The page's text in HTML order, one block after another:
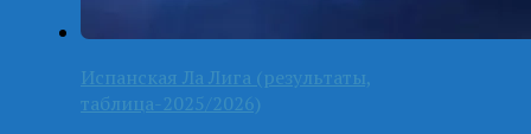
Испанская Ла Лига (результаты,
таблица-2025/2026)